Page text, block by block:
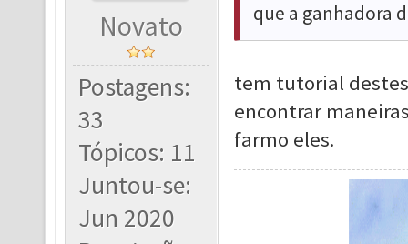
Novato
Postagens:
33
Tópicos: 11
Juntou-se:
Jun 2020
que a ganhadora
tem tutorial
encontrar
farmo eles.